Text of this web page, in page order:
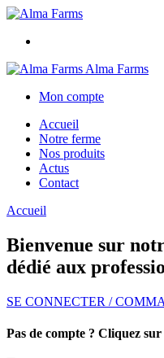
Alma Farms
Mon compte
Accueil
Notre ferme
Nos produits
Actus
Contact
Accueil
Bienvenue sur
dédié aux
SE CONNECTER /
Pas de compte ? Cliquez